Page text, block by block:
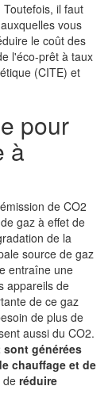
il faut
vous
le coût des
l'éco-prêt à taux
(CITE) et
pour
à
de CO2
gaz à effet de
de la
source de gaz
entraîne une
appareils de
de ce gaz
de plus de
aussi du CO2.
sont générées
chauffage et de
de réduire